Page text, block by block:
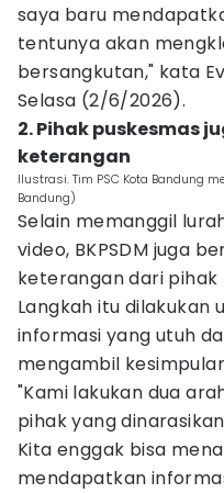
saya baru
tentunya akan
bersangkutan," kata
Selasa (2/6/2026).
2. Pihak puskesmas
keterangan
Ilustrasi. Tim PSC Kota Bandung
Bandung)
Selain memanggil
video, BKPSDM juga
keterangan dari pihak
Langkah itu dilakukan
informasi yang utuh
mengambil
"Kami lakukan dua
pihak yang
Kita enggak bisa
mendapatkan